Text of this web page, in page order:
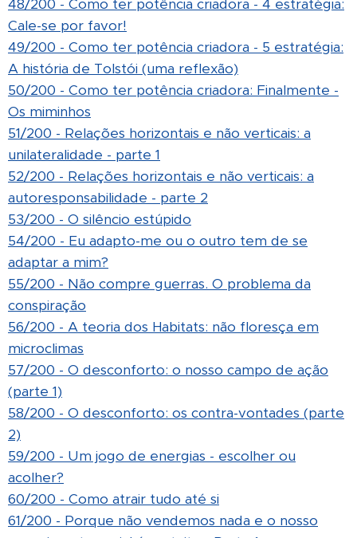
48/200 - Como ter potência criadora - 4 estratégia:
Cale-se por favor!
49/200 - Como ter potência criadora - 5 estratégia:
A história de Tolstói (uma reflexão)
50/200 - Como ter potência criadora: Finalmente -
Os miminhos
51/200 - Relações horizontais e não verticais: a
unilateralidade - parte 1
52/200 - Relações horizontais e não verticais: a
autoresponsabilidade - parte 2
53/200 - O silêncio estúpido
54/200 - Eu adapto-me ou o outro tem de se
adaptar a mim?
55/200 - Não compre guerras. O problema da
conspiração
56/200 - A teoria dos Habitats: não floresça em
microclimas
57/200 - O desconforto: o nosso campo de ação
(parte 1)
58/200 - O desconforto: os contra-vontades (parte
2)
59/200 - Um jogo de energias - escolher ou
acolher?
60/200 - Como atrair tudo até si
61/200 - Porque não vendemos nada e o nosso